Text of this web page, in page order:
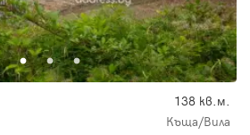
138 кв.м.
Къща/Вила